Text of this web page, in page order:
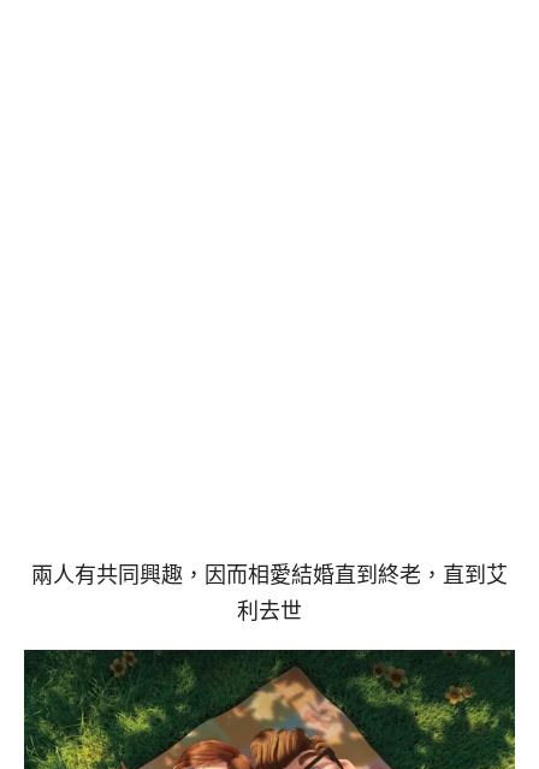
兩人有共同興趣，因而相愛結婚直到終老，直到艾
利去世